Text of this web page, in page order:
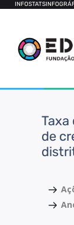
INFOSTATS
de